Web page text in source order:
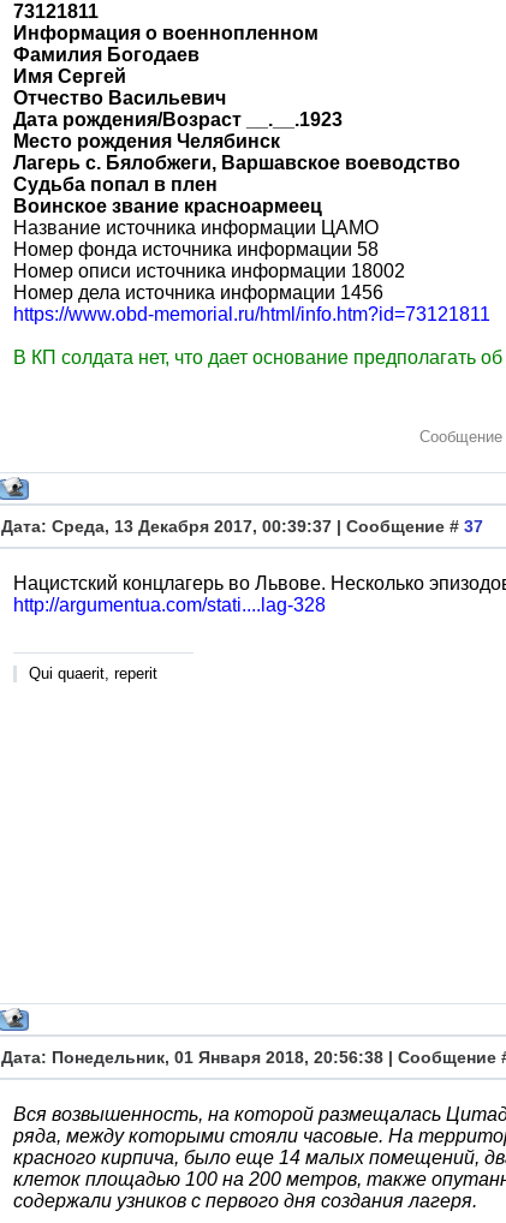
73121811
Информация о военнопленном
Фамилия Богодаев
Имя Сергей
Отчество Васильевич
Дата рождения/Возраст __.__.1923
Место рождения Челябинск
Лагерь с. Бялобжеги, Варшавское воеводство
Судьба попал в плен
Воинское звание красноармеец
Название источника информации ЦАМО
Номер фонда источника информации 58
Номер описи источника информации 18002
Номер дела источника информации 1456
https://www.obd-memorial.ru/html/info.htm?id=73121811
В КП солдата нет, что дает основание предполагать
Сообщение
Дата: Среда, 13 Декабря 2017, 00:39:37 | Сообщение # 37
Нацистский концлагерь во Львове. Несколько
http://argumentua.com/stati....lag-328
Qui quaerit, reperit
Дата: Понедельник, 01 Января 2018, 20:56:38 | Сообщение
Вся возвышенность, на которой размещалась
ряда, между которыми стояли часовые. На
красного кирпича, было еще 14 малых помещений,
клеток площадью 100 на 200 метров, также
содержали узников с первого дня создания лагеря.